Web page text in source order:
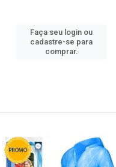
Faça seu login ou
cadastre-se para
comprar.